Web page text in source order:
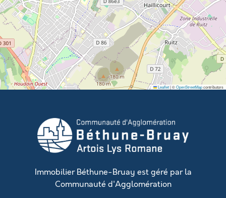
Leaflet|©OpenStreetMapcontributors
Immobilier Béthune-Bruay est géré par la
Communauté d'Agglomération